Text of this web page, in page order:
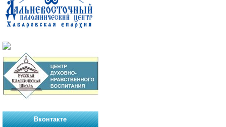
Вконтакте